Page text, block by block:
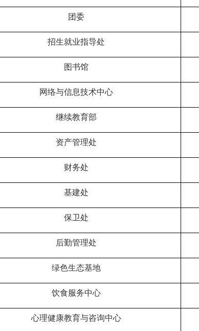
团委
招生就业指导处
图书馆
网络与信息技术中心
继续教育部
资产管理处
财务处
基建处
保卫处
后勤管理处
绿色生态基地
饮食服务中心
心理健康教育与咨询中心